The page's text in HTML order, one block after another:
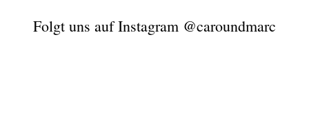
Folgt uns auf Instagram @caroundmarc